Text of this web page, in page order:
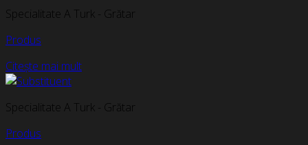
Specialitate A Turk - Grătar
Produs
Citește mai mult
Specialitate A Turk - Grătar
Produs